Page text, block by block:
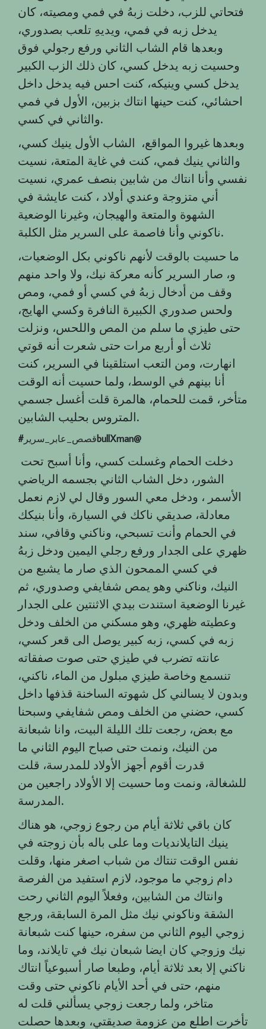
فتحاتي للزب، دخلت زبهُ في فمي ومصيته، كان
يدخل زبه في فمي، ويديهِ تلعب بصدوري،
وبعدها قام الشاب الثاني ورفع رجولي فوق
وحسيت زبه يدخل كسي، كان ذلك الزب الكبير
يدخل كسي وينيكه، كنت احس فيه يدخل داخل
احشائي، كنت حينها انتاك بزبين، الأول في فمي
والثاني في كسي.
وبعدها غيروا المواقع، الشاب الأول ينيك كسي،
والثاني ينيك فمي، كنت في غاية المتعة، نسيت
نفسي وأنا انتاك من شابين بنصف عمري، نسيت
أني متزوجة وعندي أولاد ، كنت عايشة في
الشهوة والمتعة والهيجان، وغيرنا الوضعية
ناكوني وأنا فاصمة على السرير مثل الكلبة.
ما حسيت بالوقت لأنهم ناكوني بكل الوضعيات،
و، صار السرير كأنه معركة نيك، ولا واحد منهم
وقف من أدخال زبهُ في كسي أو فمي، ومص
ولحس صدوري الكبيرة النافرة وكسي الهايج،
حتى طيزي ما سلم من المص واللحس، ونزلت
ثلاث أو أربع مرات حتى شعرت أنه قوتي
انهارت، ومن التعب استلقينا في السرير، كنت
أنا بينهم في الوسط، ولما حسيت أنه الوقت
متأخر، قمت للحمام، هالمرة قلت أغسل جسمي
المتروس بحليب الشابين.
‎# قصص_عابر_سريرbullXman@
دخلت الحمام وغسلت كسي، وأنا أسبح تحت
الشور، دخل الشاب الثاني بجسمه الرياضي
الأسمر ، ودخل معي السور وقال لي لازم نعمل
معادلة، صديقي ناكك في السيارة، وأنا بنيكك
في الحمام وأنت تسبحي، وناكني وقافي، سند
ظهري على الجدار ورفع رجلي اليمين ودخل زبهُ
في كسي الممحون الذي صار ما يشبع من
النيك، وناكني وهو يمص شفايفي وصدوري، ثم
غيرنا الوضعية استندت بيدي الاثنتين على الجدار
وعطيته ظهري، وهو مسكني من الخلف ودخل
زبه في كسي، زبه كبير يوصل الى قعر كسي،
عانته تضرب في طيزي حتى صوت صفقاته
تنسمع وخاصة طيزي مبلول من الماء، ناكني،
وبدون لا يسالني كل شهوته الساخنة قذفها داخل
كسي، حضني من الخلف ومص شفايفي وسبحنا
مع بعض، رجعت تلك الليلة البيت، وانا شبعانة
من النيك، ونمت حتى صباح اليوم الثاني ما
قدرت أقوم أجهز الأولاد للمدرسة، قلت
للشغالة، ونمت وما حسيت إلا الأولاد راجعين من
المدرسة.
كان باقي ثلاثة أيام من رجوع زوجي، هو هناك
ينيك التايلانديات وما على باله بأن زوجته في
نفس الوقت تنتاك من شباب اصغر منها، وقلت
دام زوجي ما موجود، لازم استفيد من الفرصة
وانتاك من الشابين، وفعلاً اليوم الثاني رحت
الشقة وناكوني نيك مثل المرة السابقة، ورجع
زوجي اليوم الثاني من سفره، حينها كنت شبعانة
نيك وزوجي كان ايضا شبعان نيك في تايلاند، وما
ناكني إلا بعد ثلاثة أيام، وطبعا صار أسبوعياً انتاك
منهم، حتى في أحد الأيام ناكوني حتى وقت
متاخر، ولما رجعت زوجي يسألني قلت له
تأخرت اطلع من عزومة صديقتي، وبعدها حصلت